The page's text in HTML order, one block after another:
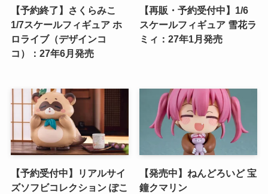
【予約終了】さくらみこ
1/7スケールフィギュア ホ
ロライブ（デザインコ
コ）：27年6月発売
【再販・予約受付中】1/6
スケールフィギュア 雪花ラ
ミィ：27年1月発売
【予約受付中】リアルサイ
ズソフビコレクション ぽこ
【発売中】ねんどろいど 宝
鐘クマリン